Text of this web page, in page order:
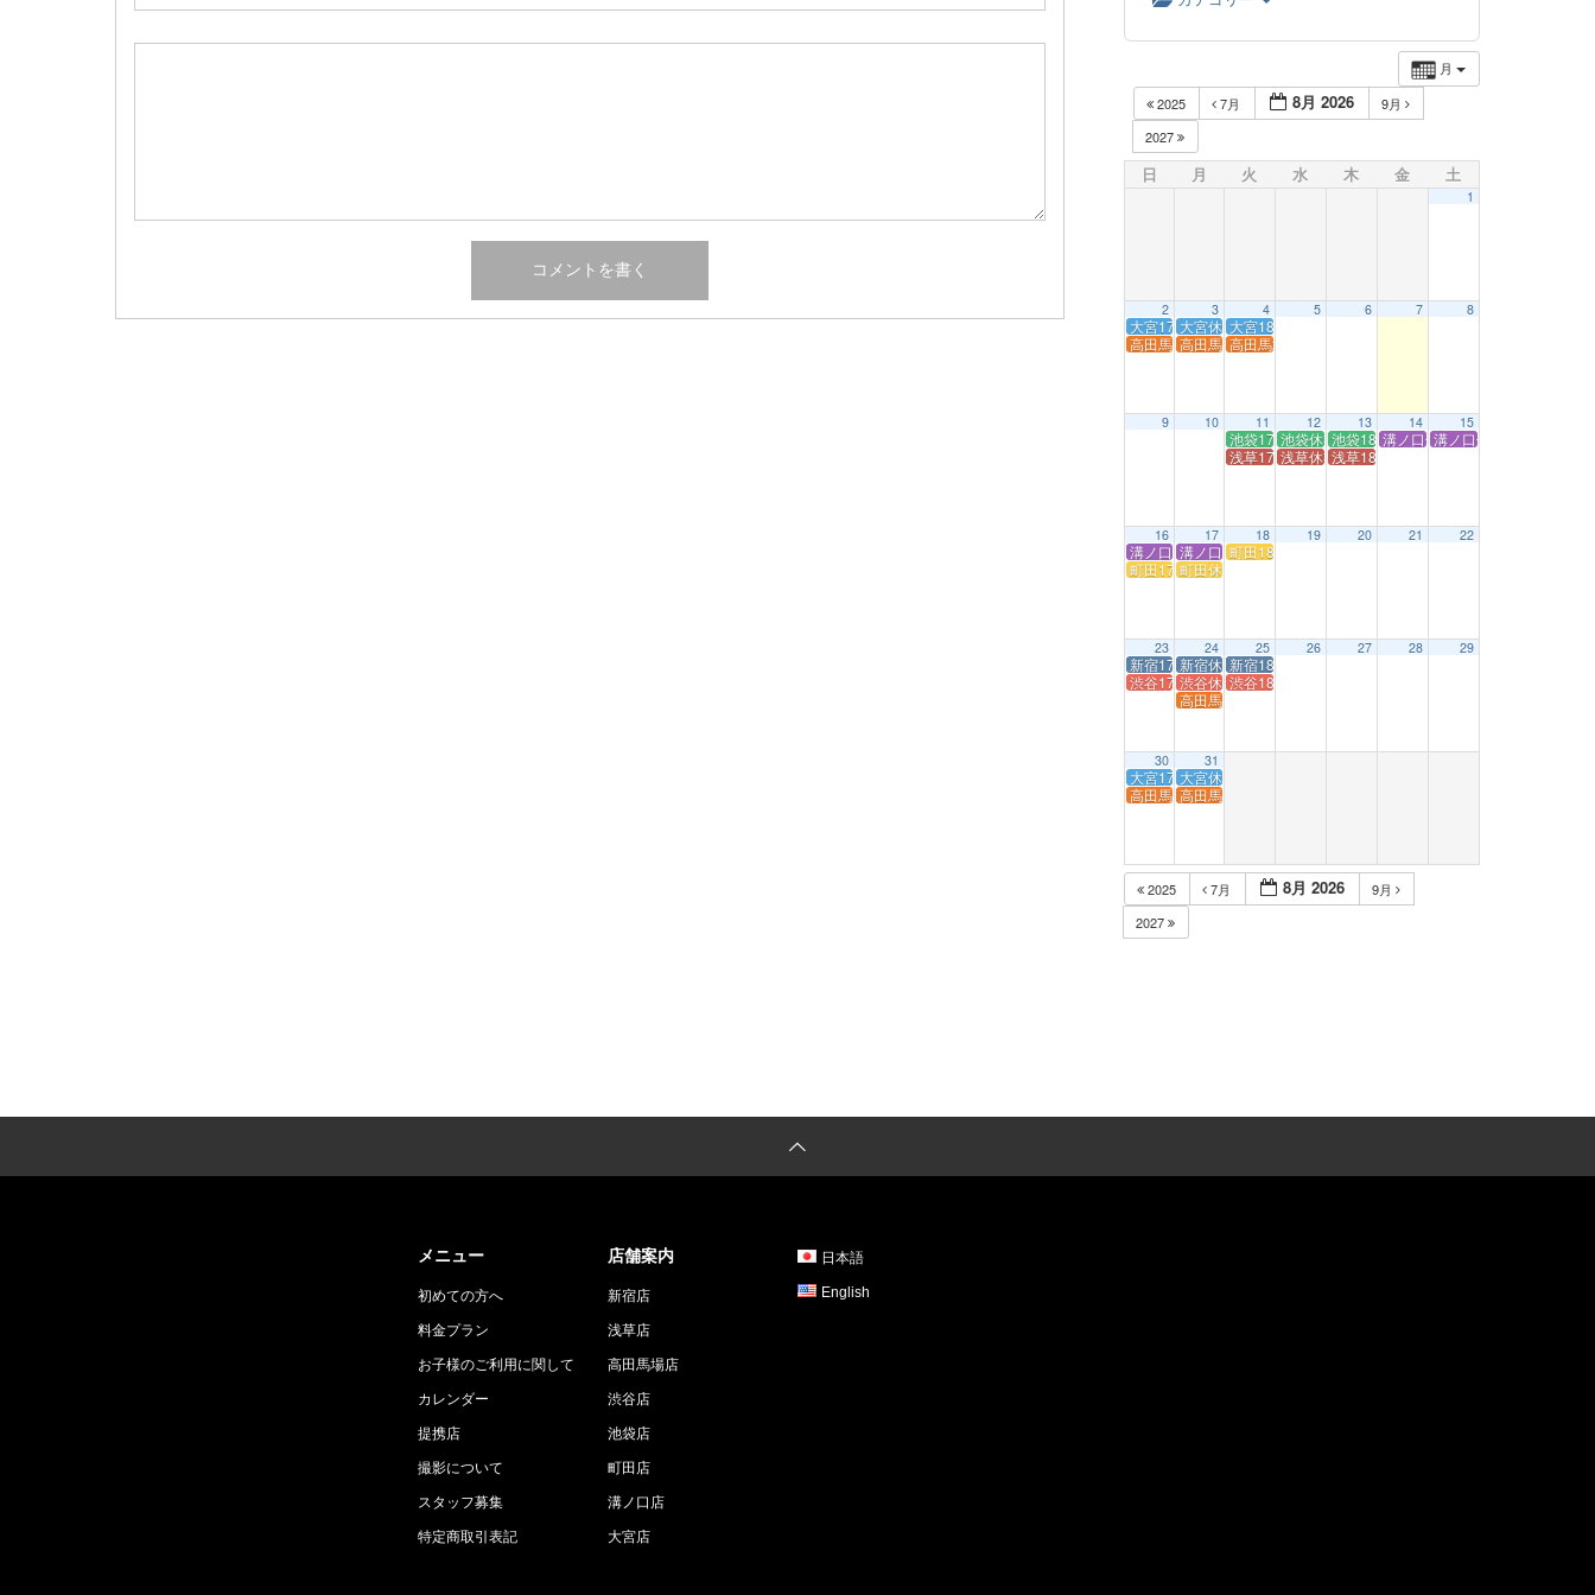
月
2025
7月 8月 2026
9月
2027
日 月 火 水 木 金 土
1
2
大宮17:00 close
高田馬場17:00 close
3
大宮休業【ルートセット】
高田馬場休業【ルートセット】
4
大宮18:30 open!
高田馬場18:30 open!
5 6 7 8
9 10 11
池袋17:00 close
浅草17:00 close
12
池袋休業【ルートセット】
浅草休業【ルートセット】
13
池袋18:30 open!
浅草18:30 open!
14
溝ノ口休業【ルートセット】
15
溝ノ口休業【ルートセッ
16
溝ノ口休業【ルートセット】
町田17:00 close
17
溝ノ口休業【ルートセット】
町田休業【ルートセット】
18
町田18:30 open!
19 20 21 22
23
新宿17:00 close
渋谷17:00 close
24
新宿休業【ルートセット】
渋谷休業【ルートセット】
高田馬場18:00 close
25
新宿18:30 open!
渋谷18:30 open!
26 27 28 29
30
大宮17:00 close
高田馬場17:00 close
31
大宮休業【ルートセット】
高田馬場休業【ルートセット】
2025 7月 8月 2026
9月
2027
メニュー
初めての方へ
料金プラン
お子様のご利用に関して
カレンダー
提携店
撮影について
スタッフ募集
特定商取引表記
店舗案内
新宿店
浅草店
高田馬場店
渋谷店
池袋店
町田店
溝ノ口店
大宮店
日本語
English